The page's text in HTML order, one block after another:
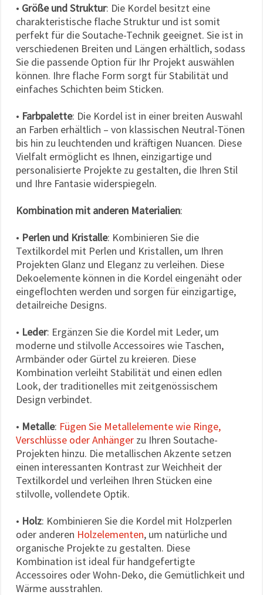
• Größe und Struktur: Die Kordel besitzt eine
charakteristische flache Struktur und ist somit
perfekt für die Soutache-Technik geeignet. Sie ist in
verschiedenen Breiten und Längen erhältlich, sodass
Sie die passende Option für Ihr Projekt auswählen
können. Ihre flache Form sorgt für Stabilität und
einfaches Schichten beim Sticken.
• Farbpalette: Die Kordel ist in einer breiten Auswahl
an Farben erhältlich – von klassischen Neutral-Tönen
bis hin zu leuchtenden und kräftigen Nuancen. Diese
Vielfalt ermöglicht es Ihnen, einzigartige und
personalisierte Projekte zu gestalten, die Ihren Stil
und Ihre Fantasie widerspiegeln.
Kombination mit anderen Materialien:
• Perlen und Kristalle: Kombinieren Sie die
Textilkordel mit Perlen und Kristallen, um Ihren
Projekten Glanz und Eleganz zu verleihen. Diese
Dekoelemente können in die Kordel eingenäht oder
eingeflochten werden und sorgen für einzigartige,
detailreiche Designs.
• Leder: Ergänzen Sie die Kordel mit Leder, um
moderne und stilvolle Accessoires wie Taschen,
Armbänder oder Gürtel zu kreieren. Diese
Kombination verleiht Stabilität und einen edlen
Look, der traditionelles mit zeitgenössischem
Design verbindet.
• Metalle: Fügen Sie Metallelemente wie Ringe,
Verschlüsse oder Anhänger zu Ihren Soutache-
Projekten hinzu. Die metallischen Akzente setzen
einen interessanten Kontrast zur Weichheit der
Textilkordel und verleihen Ihren Stücken eine
stilvolle, vollendete Optik.
• Holz: Kombinieren Sie die Kordel mit Holzperlen
oder anderen Holzelementen, um natürliche und
organische Projekte zu gestalten. Diese
Kombination ist ideal für handgefertigte
Accessoires oder Wohn-Deko, die Gemütlichkeit und
Wärme ausstrahlen.